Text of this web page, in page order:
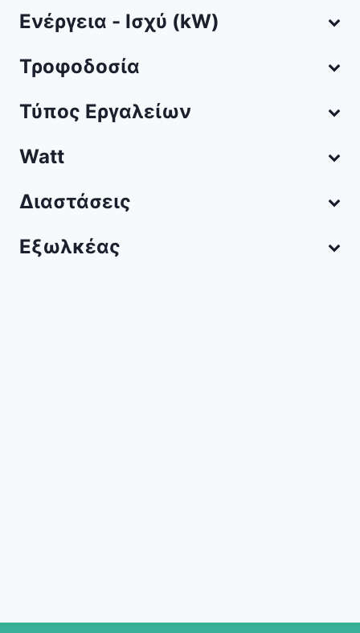
Ενέργεια - Ισχύ (kW)
Τροφοδοσία
Τύπος Εργαλείων
Watt
Διαστάσεις
Εξωλκέας